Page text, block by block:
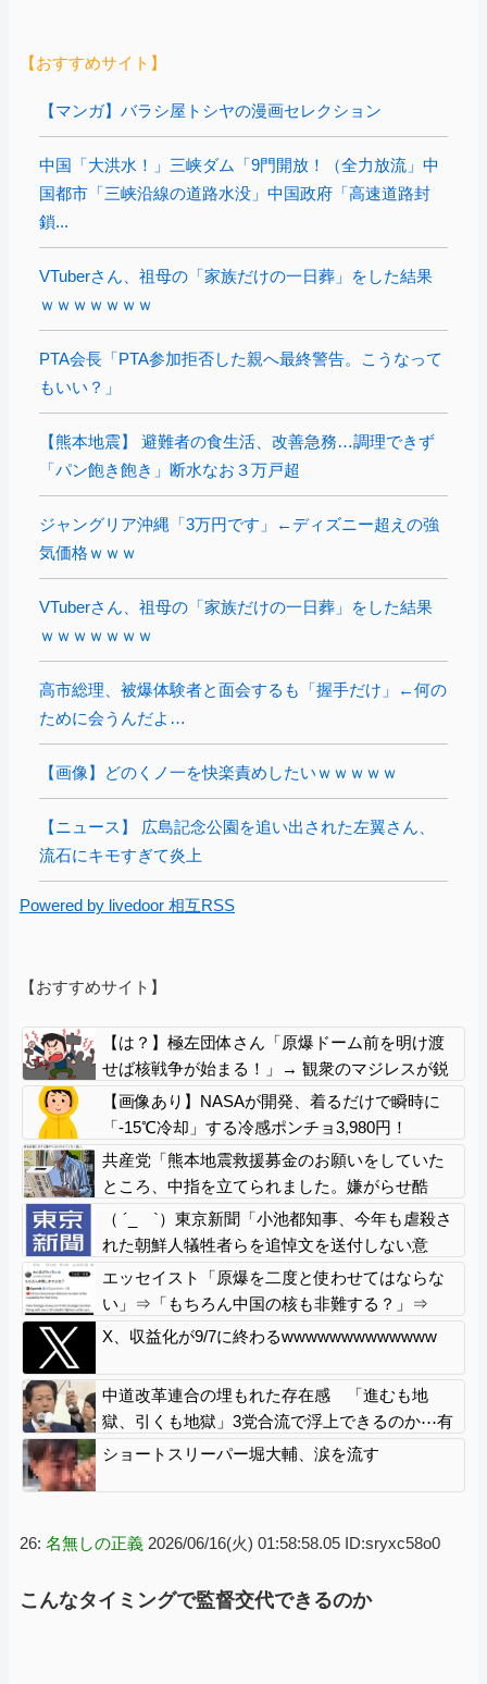
【おすすめサイト】
【マンガ】バラシ屋トシヤの漫画セレクション
中国「大洪水！」三峡ダム「9門開放！（全力放流」中
国都市「三峡沿線の道路水没」中国政府「高速道路封
鎖...
VTuberさん、祖母の「家族だけの一日葬」をした結果
ｗｗｗｗｗｗｗ
PTA会長「PTA参加拒否した親へ最終警告。こうなって
もいい？」
【熊本地震】 避難者の食生活、改善急務…調理できず
「パン飽き飽き」断水なお３万戸超
ジャングリア沖縄「3万円です」←ディズニー超えの強
気価格ｗｗｗ
VTuberさん、祖母の「家族だけの一日葬」をした結果
ｗｗｗｗｗｗｗ
高市総理、被爆体験者と面会するも「握手だけ」←何の
ために会うんだよ…
【画像】どのくノ一を快楽責めしたいｗｗｗｗｗ
【ニュース】 広島記念公園を追い出された左翼さん、
流石にキモすぎて炎上
Powered by livedoor 相互RSS
【おすすめサイト】
【は？】極左団体さん「原爆ドーム前を明け渡
せば核戦争が始まる！」→ 観衆のマジレスが鋭
すぎるとネットで話題に → ｗｗｗｗｗｗｗｗｗ
ｗｗｗ
【画像あり】NASAが開発、着るだけで瞬時に
「-15℃冷却」する冷感ポンチョ3,980円！
共産党「熊本地震救援募金のお願いをしていた
ところ、中指を立てられました。嫌がらせ酷
い」
（ ´_ゝ`）東京新聞「小池都知事、今年も虐殺さ
れた朝鮮人犠牲者らを追悼文を送付しない意
向。10年連続」
エッセイスト「原爆を二度と使わせてはならな
い」⇒「もちろん中国の核も非難する？」⇒
「中国の核は綺麗な核！」
X、収益化が9/7に終わるwwwwwwwwwwwww
中道改革連合の埋もれた存在感 「進むも地
獄、引くも地獄」3党合流で浮上できるのか⋯有
楽町駅前に数百人の支持者ら
ショートスリーパー堀大輔、涙を流す
26: 名無しの正義 2026/06/16(火) 01:58:58.05 ID:sryxc58o0
こんなタイミングで監督交代できるのか